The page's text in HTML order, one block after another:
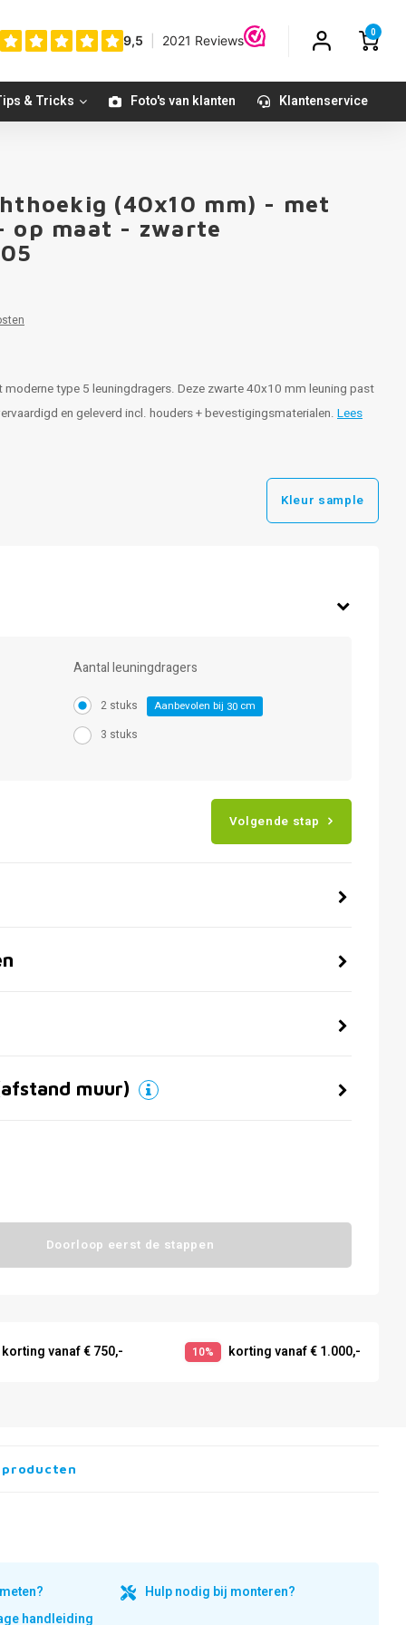
0
& Tricks Foto's van klanten Klantenservice
(40x10 mm) - met
op maat - zwarte
type 5 leuningdragers. Deze zwarte 40x10 mm leuning past
en geleverd incl. houders + bevestigingsmaterialen. Lees
Kleur sample
Aantal leuningdragers
2 stuks Aanbevolen bij 30 cm
3 stuks
Volgende stap
muur)
Doorloop eerst de stappen
korting vanaf € 750,- 10% korting vanaf € 1.000,-
Hulp nodig bij monteren?
handleiding